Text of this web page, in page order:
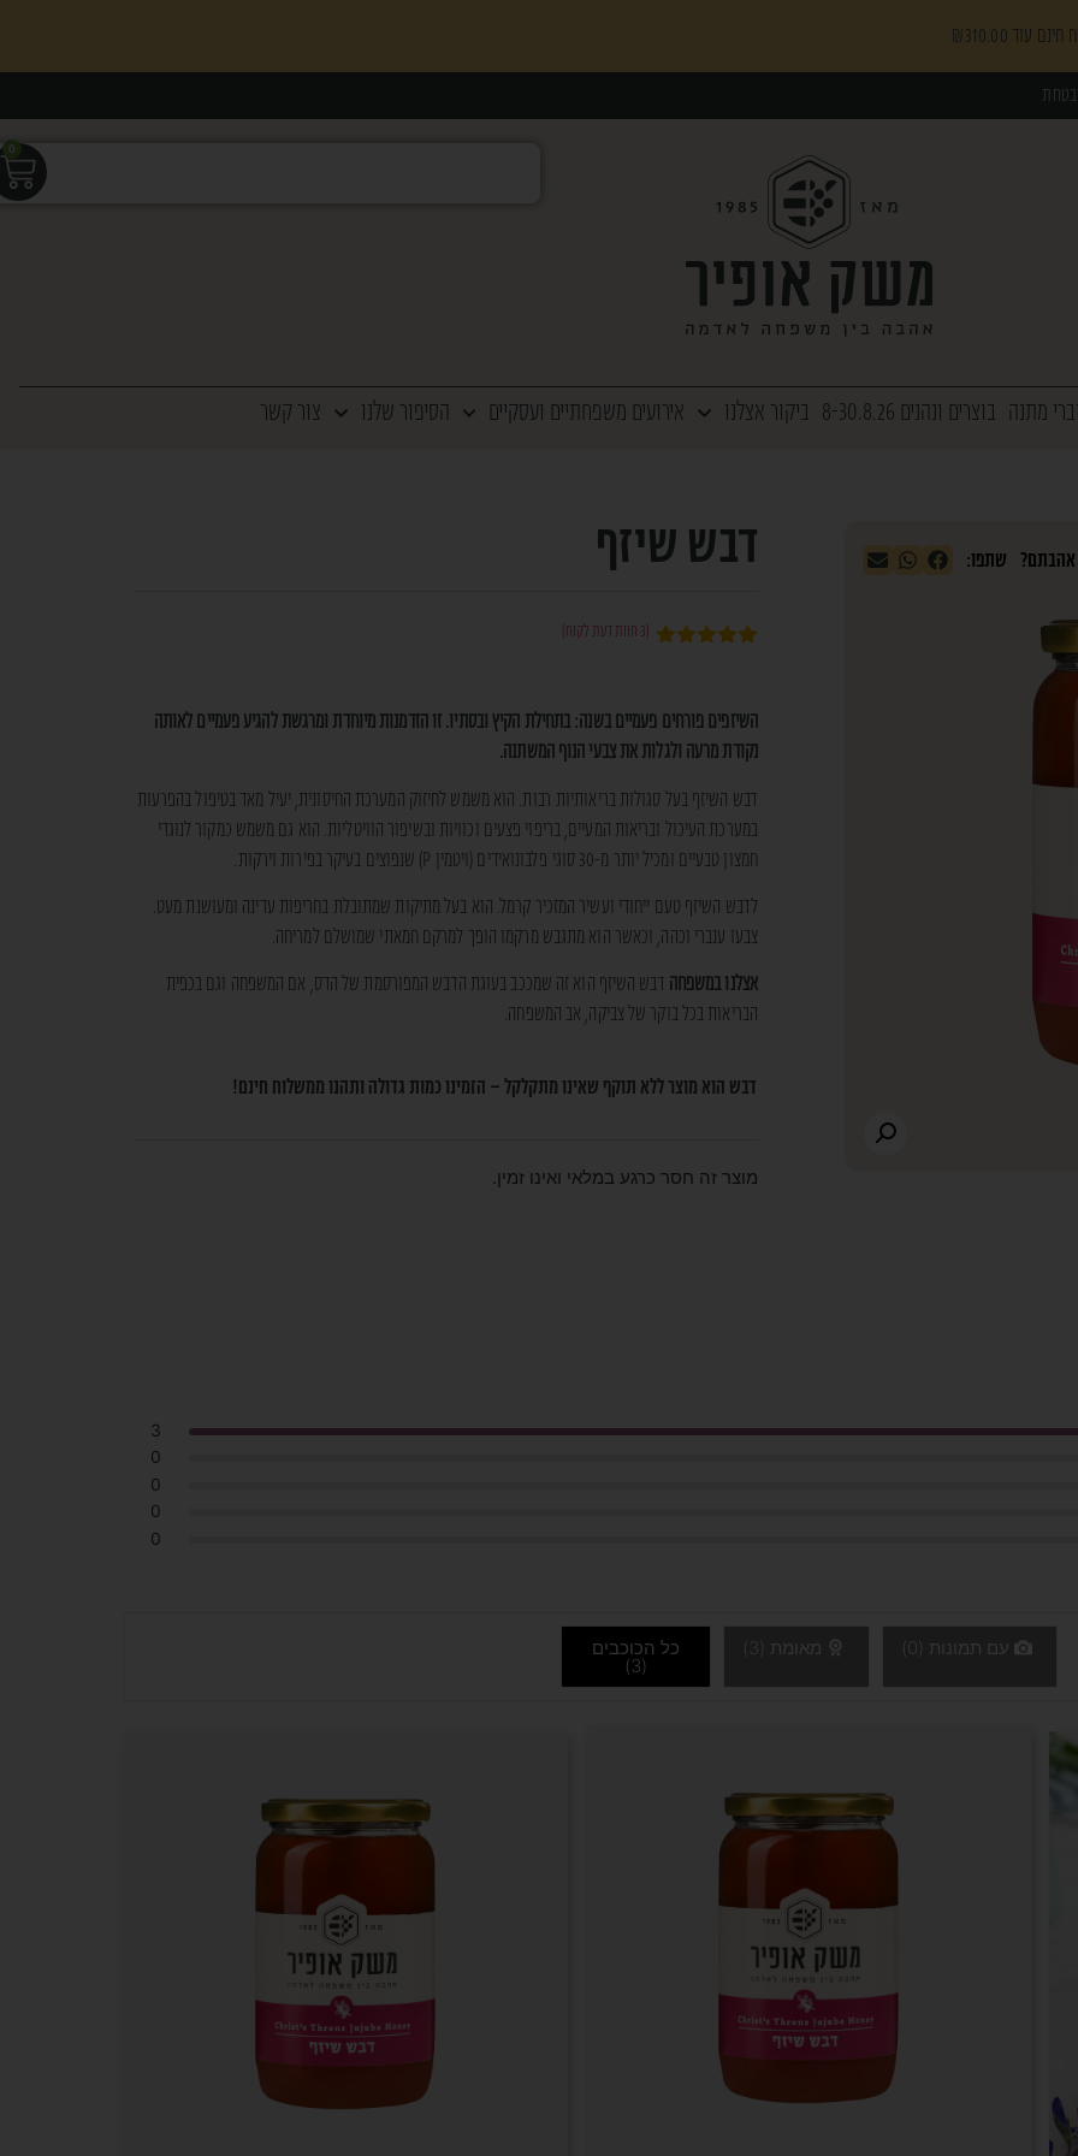
₪310.00
0
מתנה בוצרים ונהנים 8-30.8.26 ביקור אצלנו אירועים משפחתיים ועסקיים הסיפור שלנו צור קשר
דבש שיזף
דירוגים של
לקוחות
(
3 חוות דעת לקוח)
השיזפים פורחים פעמיים בשנה: בתחילת הקיץ ובסתיו. זו הזדמנות מיוחדת ומרגשת להגיע פעמיים לאותה
נקודת מרעה ולגלות את צבעי הנוף המשתנה.
דבש השיזף בעל סגולות בריאותיות רבות. הוא משמש לחיזוק המערכת החיסונית, יעיל מאד בטיפול בהפרעות
במערכת העיכול ובריאות המעיים, בריפוי פצעים וכוויות ובשיפור הוויטליות. הוא גם משמש כמקור לנוגדי
חמצון טבעיים ומכיל יותר מ-30 סוגי פלבונואידים (ויטמין P) שנפוצים בעיקר בפירות וירקות.
לדבש השיזף טעם ייחודי ועשיר המזכיר קרמל. הוא בעל מתיקות שמתובלת בחריפות עדינה ומעושנת מעט.
צבעו ענברי וכהה, וכאשר הוא מתגבש מרקמו הופך למרקם חמאתי שמושלם למריחה.
אצלנו במשפחה דבש השיזף הוא זה שמככב בעוגת הדבש המפורסמת של הדס, אם המשפחה וגם בכפית
הבריאות בכל בוקר של צביקה, אב המשפחה.
דבש הוא מוצר ללא תוקף שאינו מתקלקל – הזמינו כמות גדולה ותהנו ממשלוח חינם!
מוצר זה חסר כרגע במלאי ואינו זמין.
3
0
0
0
0
עם תמונות ( 0
) מאומת ( 3
) כל הכוכבים
(
3
)